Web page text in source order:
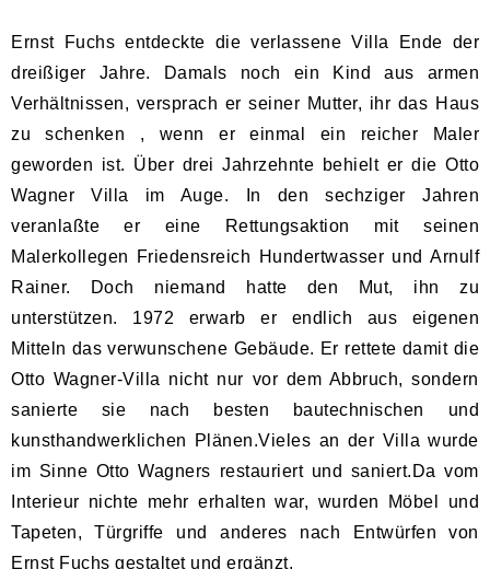
Ernst Fuchs entdeckte die verlassene Villa Ende der
dreißiger Jahre. Damals noch ein Kind aus armen
Verhältnissen, versprach er seiner Mutter, ihr das Haus
zu schenken , wenn er einmal ein reicher Maler
geworden ist. Über drei Jahrzehnte behielt er die Otto
Wagner Villa im Auge. In den sechziger Jahren
veranlaßte er eine Rettungsaktion mit seinen
Malerkollegen Friedensreich Hundertwasser und Arnulf
Rainer. Doch niemand hatte den Mut, ihn zu
unterstützen. 1972 erwarb er endlich aus eigenen
Mitteln das verwunschene Gebäude. Er rettete damit die
Otto Wagner-Villa nicht nur vor dem Abbruch, sondern
sanierte sie nach besten bautechnischen und
kunsthandwerklichen Plänen.Vieles an der Villa wurde
im Sinne Otto Wagners restauriert und saniert.Da vom
Interieur nichte mehr erhalten war, wurden Möbel und
Tapeten, Türgriffe und anderes nach Entwürfen von
Ernst Fuchs gestaltet und ergänzt.